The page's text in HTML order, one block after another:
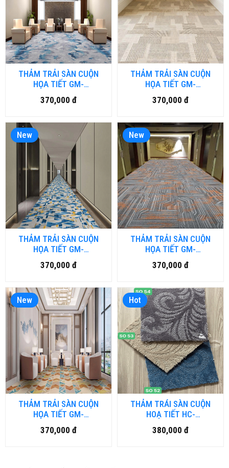
THẢM TRẢI SÀN CUỘN
HỌA TIẾT GM-
HFM.LUXURY05-HNM
370,000 đ
THẢM TRẢI SÀN CUỘN
HỌA TIẾT GM-
HFM.LUXURY04-HNM
370,000 đ
New
THẢM TRẢI SÀN CUỘN
HỌA TIẾT GM-
HFM.LUXURY03-HNM
370,000 đ
New
THẢM TRẢI SÀN CUỘN
HỌA TIẾT GM-
HFM.LUXURY02-HNM
370,000 đ
New
THẢM TRẢI SÀN CUỘN
HỌA TIẾT GM-
HFM.LUXURY01-HNM
370,000 đ
Hot
THẢM TRÁI SÀN CUỘN
HOẠ TIẾT HC-
SOGOOD.HNM
380,000 đ